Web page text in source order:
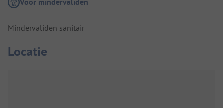
Voor mindervaliden
Mindervaliden sanitair
Locatie